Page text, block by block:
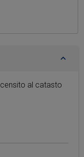
al catasto